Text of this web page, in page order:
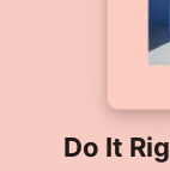
Do It